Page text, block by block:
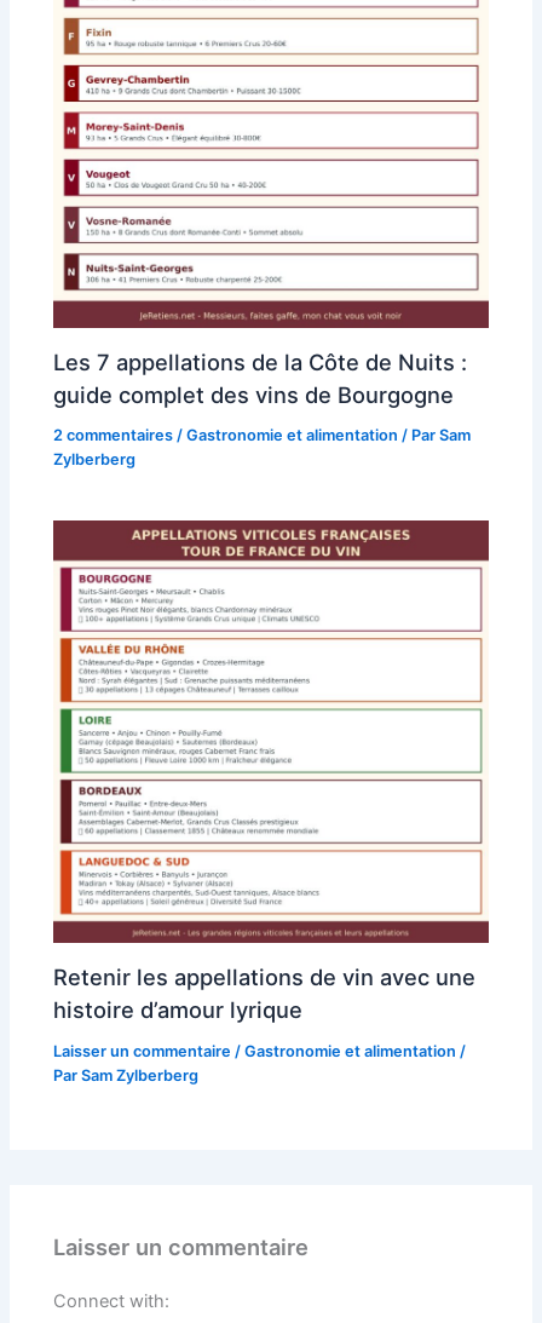
Les 7 appellations de la Côte de Nuits :
guide complet des vins de Bourgogne
2 commentaires /Gastronomie et alimentation / ParSam
Zylberberg
Retenir les appellations de vin avec une
histoire d’amour lyrique
Laisser un commentaire /Gastronomie et alimentation /
ParSam Zylberberg
Laisser un commentaire
Connect with: